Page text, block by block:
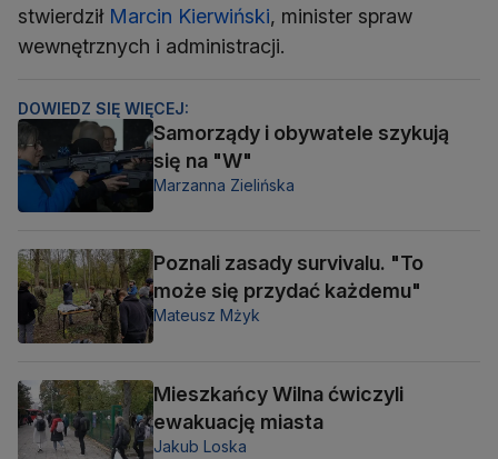
stwierdził Marcin Kierwiński, minister spraw
wewnętrznych i administracji.
DOWIEDZ SIĘ WIĘCEJ:
Samorządy i obywatele szykują
się na "W"
Marzanna Zielińska
Poznali zasady survivalu. "To
może się przydać każdemu"
Mateusz Mżyk
Mieszkańcy Wilna ćwiczyli
ewakuację miasta
Jakub Loska